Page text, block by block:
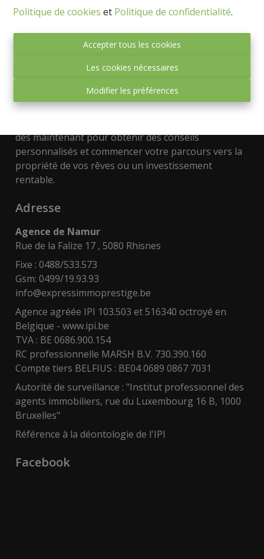
Politique de cookies et Politique de confidentialité.
Accepter tous les cookies
Les cookies nécessaires
Modifier les préférences
Nos régions de prédilection sont Namur, le Brabant
Espagnole. Que vous souhaitiez trouver votre chez-
vous idéal ou investir dans l'immobilier, nous avons
les connaissances et le réseau nécessaire pour vous
Faites confiance à Express-immo Prestige pour
dès maintenant pour obtenir des conseils
personnalisés et commencer votre parcours vers la
propriété de vos rêves ou un investissement
rentable.
Adresse
Agence de Namur
Rue de la Falize 17 , 5080 Rhisnes
Fixe : 0488/533.573
Gsm: 0499/19.93.93
info@expressimmoprestige.be
Agence agréée IPI 103.503 et 516340 octroyé en
Belgique - www.ipi.be
TVA : BE 0686.900.154
RC professionnelle MARSH B.V. 730.390.160
Compte tiers BELFIUS : BE04 0689 0867 7031
Autorité de surveillance : "Institut professionnel des
agents immobiliers, rue du Luxembourg 16 B, 1000
Bruxelles"
Référence à la déontologie de l'IPI
Facebook